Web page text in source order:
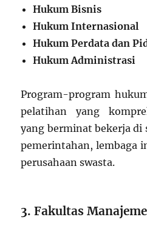
Hukum Bisnis
Hukum Internasional
Hukum Perdata dan
Hukum Administrasi
Program-program
pelatihan yang
yang berminat bekerja
pemerintahan, lembaga
perusahaan swasta.
3. Fakultas